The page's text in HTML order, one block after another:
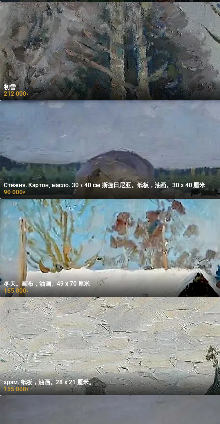
初雪
212 000₽
Стежня. Картон, масло. 30 х 40 см 斯捷日尼亚。纸板，油画。30 x 40 厘米
90 000₽
冬天。画布，油画。49 x 70 厘米
165 000₽
храм. 纸板，油画。28 x 21 厘米。
155 000₽